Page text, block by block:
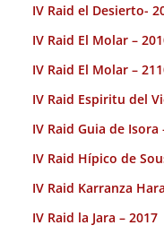
IV Raid el Desierto-
IV Raid El Molar –
IV Raid El Molar –
IV Raid Espiritu del
IV Raid Guia de Isora
IV Raid Hípico de
IV Raid Karranza
IV Raid la Jara – 2017